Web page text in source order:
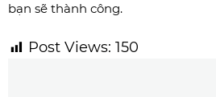
bạn sẽ thành công.
Post Views: 150